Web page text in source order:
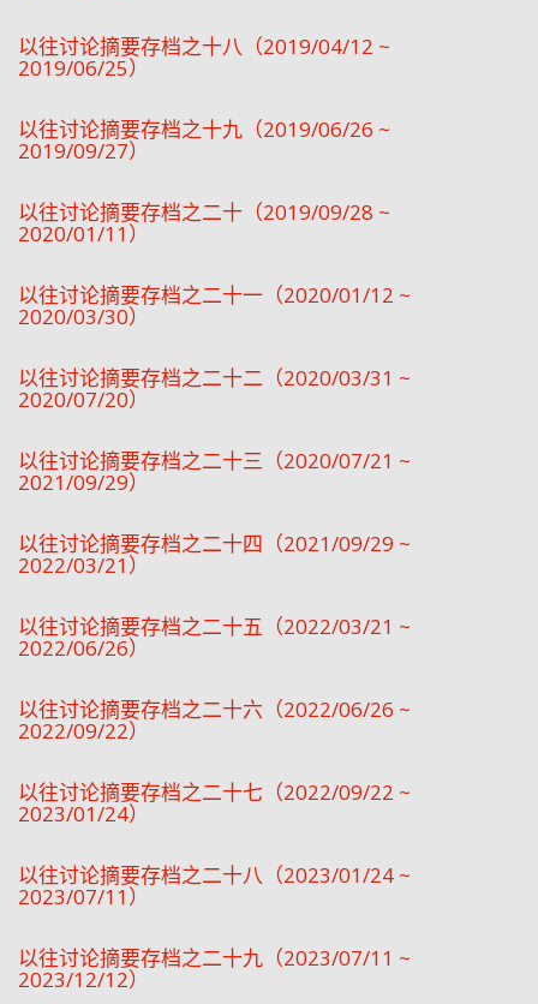
以往讨论摘要存档之十八（2019/04/12 ~
2019/06/25）
以往讨论摘要存档之十九（2019/06/26 ~
2019/09/27）
以往讨论摘要存档之二十（2019/09/28 ~
2020/01/11）
以往讨论摘要存档之二十一（2020/01/12 ~
2020/03/30）
以往讨论摘要存档之二十二（2020/03/31 ~
2020/07/20）
以往讨论摘要存档之二十三（2020/07/21 ~
2021/09/29）
以往讨论摘要存档之二十四（2021/09/29 ~
2022/03/21）
以往讨论摘要存档之二十五（2022/03/21 ~
2022/06/26）
以往讨论摘要存档之二十六（2022/06/26 ~
2022/09/22）
以往讨论摘要存档之二十七（2022/09/22 ~
2023/01/24）
以往讨论摘要存档之二十八（2023/01/24 ~
2023/07/11）
以往讨论摘要存档之二十九（2023/07/11 ~
2023/12/12）